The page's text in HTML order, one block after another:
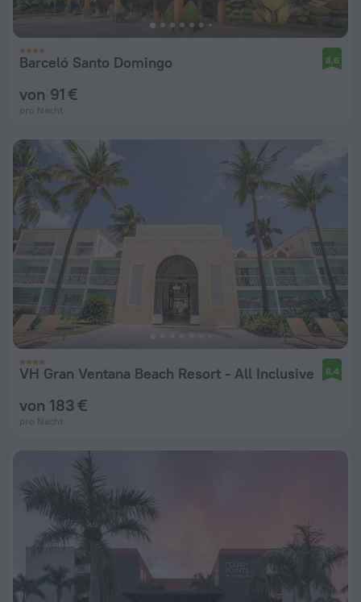
Barceló Santo Domingo 8,6
von 91 €
pro Nacht
VH Gran Ventana Beach Resort - All Inclusive 8,4
von 183 €
pro Nacht